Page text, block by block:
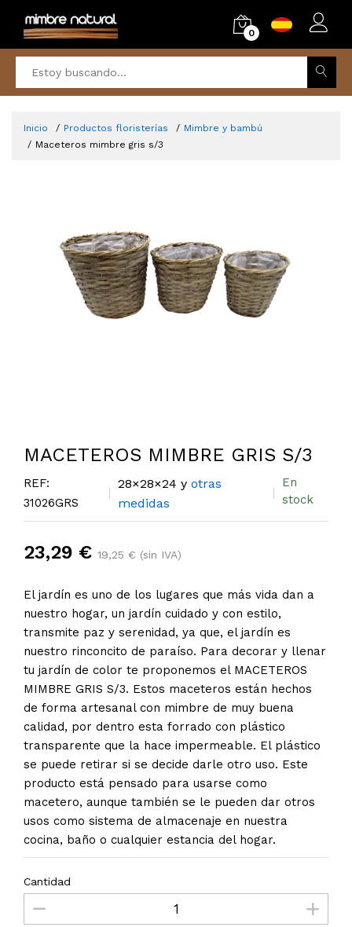
0
Inicio Productos floristerías
Mimbre y bambú
Maceteros mimbre gris s/3
MACETEROS MIMBRE GRIS S/3
REF:
31026GRS
28×28×24 yotras
medidas
En
stock
23,29 € 19,25 € (sin IVA)
El jardín es uno de los lugares que más vida dan a
nuestro hogar, un jardín cuidado y con estilo,
transmite paz y serenidad, ya que, el jardín es
nuestro rinconcito de paraíso. Para decorar y llenar
tu jardín de color te proponemos el MACETEROS
MIMBRE GRIS S/3. Estos maceteros están hechos
de forma artesanal con mimbre de muy buena
calidad, por dentro esta forrado con plástico
transparente que la hace impermeable. El plástico
se puede retirar si se decide darle otro uso. Este
producto está pensado para usarse como
macetero, aunque también se le pueden dar otros
usos como sistema de almacenaje en nuestra
cocina, baño o cualquier estancia del hogar.
Cantidad